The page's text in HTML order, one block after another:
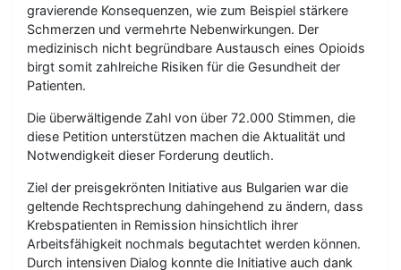
gravierende Konsequenzen, wie zum Beispiel stärkere
Schmerzen und vermehrte Nebenwirkungen. Der
medizinisch nicht begründbare Austausch eines Opioids
birgt somit zahlreiche Risiken für die Gesundheit der
Patienten.
Die überwältigende Zahl von über 72.000 Stimmen, die
diese Petition unterstützen machen die Aktualität und
Notwendigkeit dieser Forderung deutlich.
Ziel der preisgekrönten Initiative aus Bulgarien war die
geltende Rechtsprechung dahingehend zu ändern, dass
Krebspatienten in Remission hinsichtlich ihrer
Arbeitsfähigkeit nochmals begutachtet werden können.
Durch intensiven Dialog konnte die Initiative auch dank